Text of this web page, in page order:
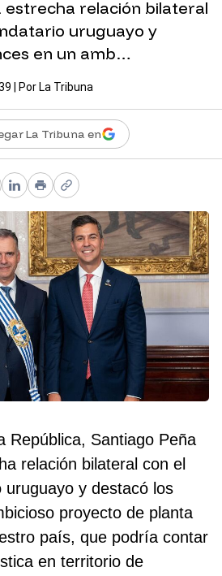
estrecha relación bilateral
uruguayo y
en un amb…
| Por La Tribuna
La Tribuna en
LinkedIn
PrintCopy link
República, Santiago Peña
relación bilateral con el
uruguayo y destacó los
proyecto de planta
país, que podría contar
en territorio de